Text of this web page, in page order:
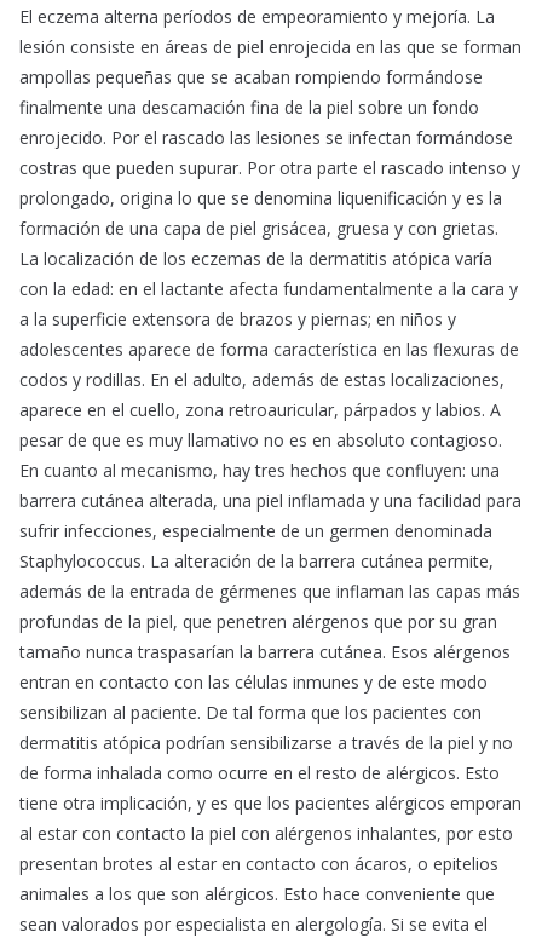
El eczema alterna períodos de empeoramiento y mejoría. La
lesión consiste en áreas de piel enrojecida en las que se forman
ampollas pequeñas que se acaban rompiendo formándose
finalmente una descamación fina de la piel sobre un fondo
enrojecido. Por el rascado las lesiones se infectan formándose
costras que pueden supurar. Por otra parte el rascado intenso y
prolongado, origina lo que se denomina liquenificación y es la
formación de una capa de piel grisácea, gruesa y con grietas.
La localización de los eczemas de la dermatitis atópica varía
con la edad: en el lactante afecta fundamentalmente a la cara y
a la superficie extensora de brazos y piernas; en niños y
adolescentes aparece de forma característica en las flexuras de
codos y rodillas. En el adulto, además de estas localizaciones,
aparece en el cuello, zona retroauricular, párpados y labios. A
pesar de que es muy llamativo no es en absoluto contagioso.
En cuanto al mecanismo, hay tres hechos que confluyen: una
barrera cutánea alterada, una piel inflamada y una facilidad para
sufrir infecciones, especialmente de un germen denominada
Staphylococcus. La alteración de la barrera cutánea permite,
además de la entrada de gérmenes que inflaman las capas más
profundas de la piel, que penetren alérgenos que por su gran
tamaño nunca traspasarían la barrera cutánea. Esos alérgenos
entran en contacto con las células inmunes y de este modo
sensibilizan al paciente. De tal forma que los pacientes con
dermatitis atópica podrían sensibilizarse a través de la piel y no
de forma inhalada como ocurre en el resto de alérgicos. Esto
tiene otra implicación, y es que los pacientes alérgicos emporan
al estar con contacto la piel con alérgenos inhalantes, por esto
presentan brotes al estar en contacto con ácaros, o epitelios
animales a los que son alérgicos. Esto hace conveniente que
sean valorados por especialista en alergología. Si se evita el